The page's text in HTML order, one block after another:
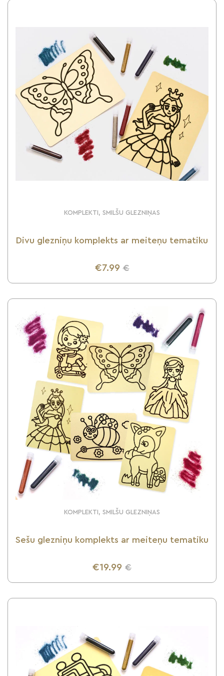
KOMPLEKTI, SMILŠU GLEZNIŅAS
Divu glezniņu komplekts ar meiteņu tematiku
€7.99 €
UZZINI VAIRĀK
KOMPLEKTI, SMILŠU GLEZNIŅAS
Sešu glezniņu komplekts ar meiteņu tematiku
€19.99 €
UZZINI VAIRĀK